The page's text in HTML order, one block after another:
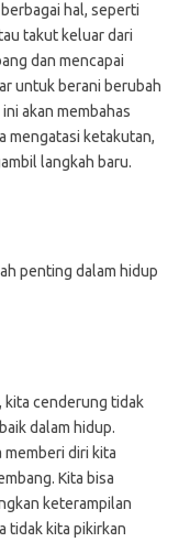
hal, seperti
takut keluar dari
dan mencapai
untuk berani berubah
akan membahas
mengatasi ketakutan,
langkah baru.
penting dalam hidup
kita cenderung tidak
dalam hidup.
memberi diri kita
Kita bisa
keterampilan
tidak kita pikirkan